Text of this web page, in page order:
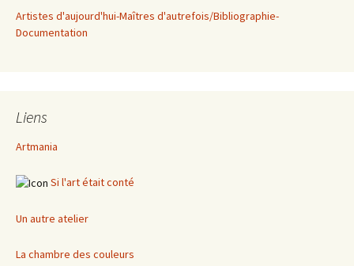
Artistes d'aujourd'hui-Maîtres d'autrefois/Bibliographie-
Documentation
Liens
Artmania
Si l'art était conté
Un autre atelier
La chambre des couleurs